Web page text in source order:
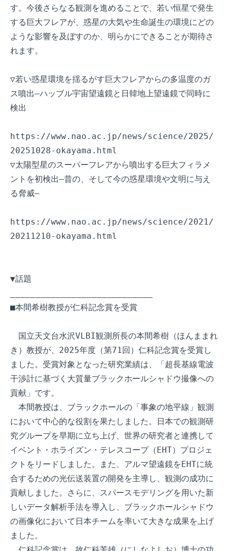
す。今後さらなる観測を進めることで、若い恒星で発生
する巨大フレアが、惑星の大気や生命誕生の環境にどの
ような影響を及ぼすのか、明らかにできることが期待さ
れます。
▽若い惑星環境を揺るがす巨大フレアからの多温度のガ
ス噴出―ハッブル宇宙望遠鏡と日韓地上望遠鏡で同時に
検出
https://www.nao.ac.jp/news/science/2025/
20251028-okayama.html
▽太陽型星のスーパーフレアから噴出する巨大フィラメ
ントを初検出―昔の、そして今の惑星環境や文明に与え
る脅威―
https://www.nao.ac.jp/news/science/2021/
20211210-okayama.html
▼話題
■本間希樹教授が仁科記念賞を受賞
国立天文台水沢VLBI観測所長の本間希樹（ほんままれ
き）教授が、2025年度（第71回）仁科記念賞を受賞し
ました。受賞対象となった研究業績は、「超長基線電波
干渉計に基づく大質量ブラックホールシャドウ撮像への
貢献」です。
本間教授は、ブラックホールの「事象の地平線」観測
において中心的な役割を果たしました。日本での観測研
究グループを早期に立ち上げ、世界の研究者と連携して
イベント・ホライズン・テレスコープ（EHT）プロジェ
クトをリードしました。また、アルマ望遠鏡をEHTに統
合するための光伝送装置の開発を主導し、観測の成功に
貢献しました。さらに、スパースモデリングを用いた新
しいデータ解析手法を導入し、ブラックホールシャドウ
の画像化において日本チームを率いて大きな成果を上げ
ました。